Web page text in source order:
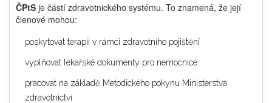
ČPtS je částí zdravotnického systému. To znamená, že její
členové mohou:
poskytovat terapii v rámci zdravotního pojištění
vyplňovat lékařské dokumenty pro nemocnice
pracovat na základě Metodického pokynu Ministerstva
zdravotnictví